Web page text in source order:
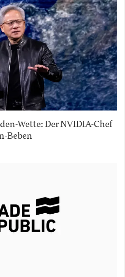
Wette: Der NVIDIA-Chef
Beben